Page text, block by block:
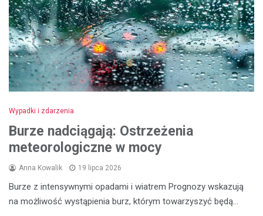
Wypadki i zdarzenia
Burze nadciągają: Ostrzeżenia
meteorologiczne w mocy
Anna Kowalik 19 lipca 2026
Burze z intensywnymi opadami i wiatrem Prognozy wskazują
na możliwość wystąpienia burz, którym towarzyszyć będą…